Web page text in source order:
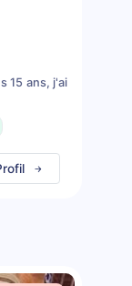
15 ans, j'ai